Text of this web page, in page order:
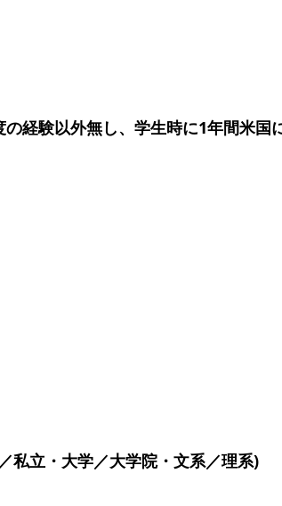
経験以外無し、学生時に1年間米国
私立・大学／大学院・文系／理系)